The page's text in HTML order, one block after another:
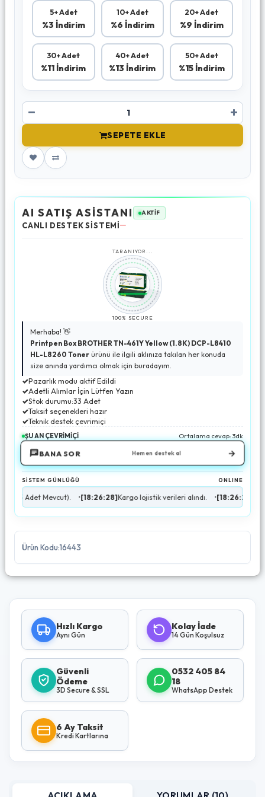
5+ Adet
%3 İndirim
10+ Adet
%6 İndirim
20+ Adet
%9 İndirim
30+ Adet
%11 İndirim
40+ Adet
%13 İndirim
50+ Adet
%15 İndirim
SEPETE EKLE
AI SATIŞ ASİSTANI AKTİF
CANLI DESTEK SİSTEMİ
TARANIYOR...
100% SECURE
Merhaba! 👋
Printpen Box BROTHER TN-461Y Yellow (1.8K) DCP-L8410
HL-L8260 Toner ürünü ile ilgili aklınıza takılan her konuda
size anında yardımcı olmak için buradayım.
✓Pazarlık modu aktif Edildi
✓Adetli Alımlar İçin Lütfen Yazın
✓Stok durumu:33 Adet
✓Taksit seçenekleri hazır
✓Teknik destek çevrimiçi
ŞU AN ÇEVRİMİÇİ Ortalama cevap: 3dk
BANA SOR Hemen destek al →
SİSTEM GÜNLÜĞÜ ONLINE
Mevcut). • [18:26:28]Kargo lojistik verileri alındı. •[18:26:29]AI Destek
Ürün Kodu:16443
Hızlı Kargo
Aynı Gün
Kolay İade
14 Gün Koşulsuz
Güvenli
Ödeme
3D Secure & SSL
0532 405 84
18
WhatsApp Destek
6 Ay Taksit
Kredi Kartlarına